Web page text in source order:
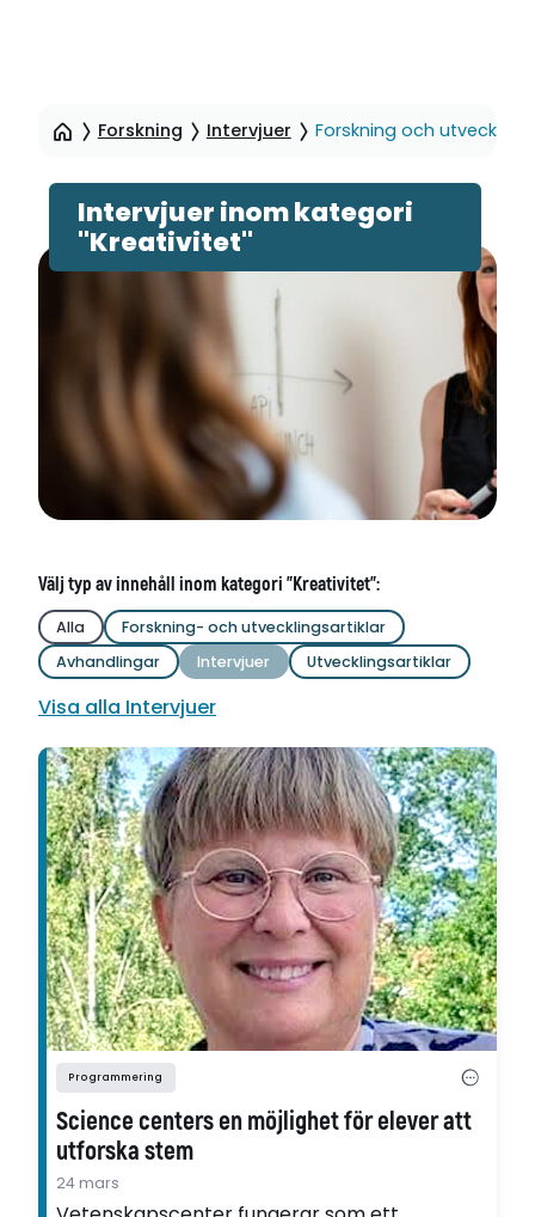
sidinnehåll
Forskning Intervjuer Forskning och
Intervjuer inom kategori
"Kreativitet"
Välj typ av innehåll inom kategori "Kreativitet":
Alla
Forskning- och utvecklingsartiklar
Avhandlingar
Intervjuer Utvecklingsartiklar
Visa alla Intervjuer
Programmering
Science centers en möjlighet för elever att
utforska stem
24 mars